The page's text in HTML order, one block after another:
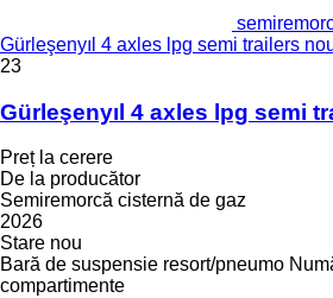
Gürleşenyıl 4 axles lpg semi trailers
23
Gürleşenyıl 4 axles lpg semi
Preț la cerere
De la producător
Semiremorcă cisternă de gaz
2026
Stare nou
Bară de suspensie resort/pneumo
compartimente